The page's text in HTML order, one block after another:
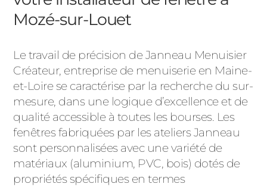
Mozé-sur-Louet
Le travail de précision de Janneau Menuisier
Créateur, entreprise de menuiserie en Maine-
et-Loire se caractérise par la recherche du sur-
mesure, dans une logique d’excellence et de
qualité accessible à toutes les bourses. Les
fenêtres fabriquées par les ateliers Janneau
sont personnalisées avec une variété de
matériaux (aluminium, PVC, bois) dotés de
propriétés spécifiques en termes